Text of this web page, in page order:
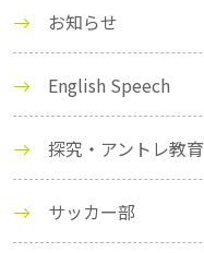
お知らせ
English Speech
探究・アントレ教育
サッカー部